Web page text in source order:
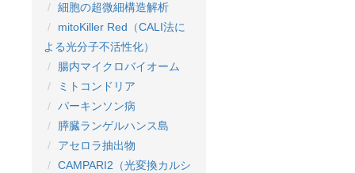
細胞の超微細構造解析
mitoKiller Red（CALI法に
よる光分子不活性化）
腸内マイクロバイオーム
ミトコンドリア
パーキンソン病
膵臓ランゲルハンス島
アセロラ抽出物
CAMPARI2（光変換カルシ